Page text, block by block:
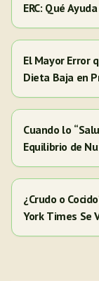
ERC: Qué
El Mayor Error
Dieta Baja en
Investigación)
Cuando lo
Equilibrio de
Crónica (ERC)
¿Crudo o
York Times Se